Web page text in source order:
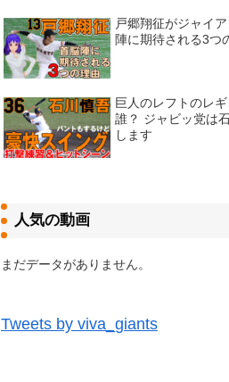
戸郷翔征がジャイ
陣に期待される3つ
巨人のレフトのレ
誰？ ジャビッ党は
します
人気の動画
まだデータがありません。
Tweets by viva_giants